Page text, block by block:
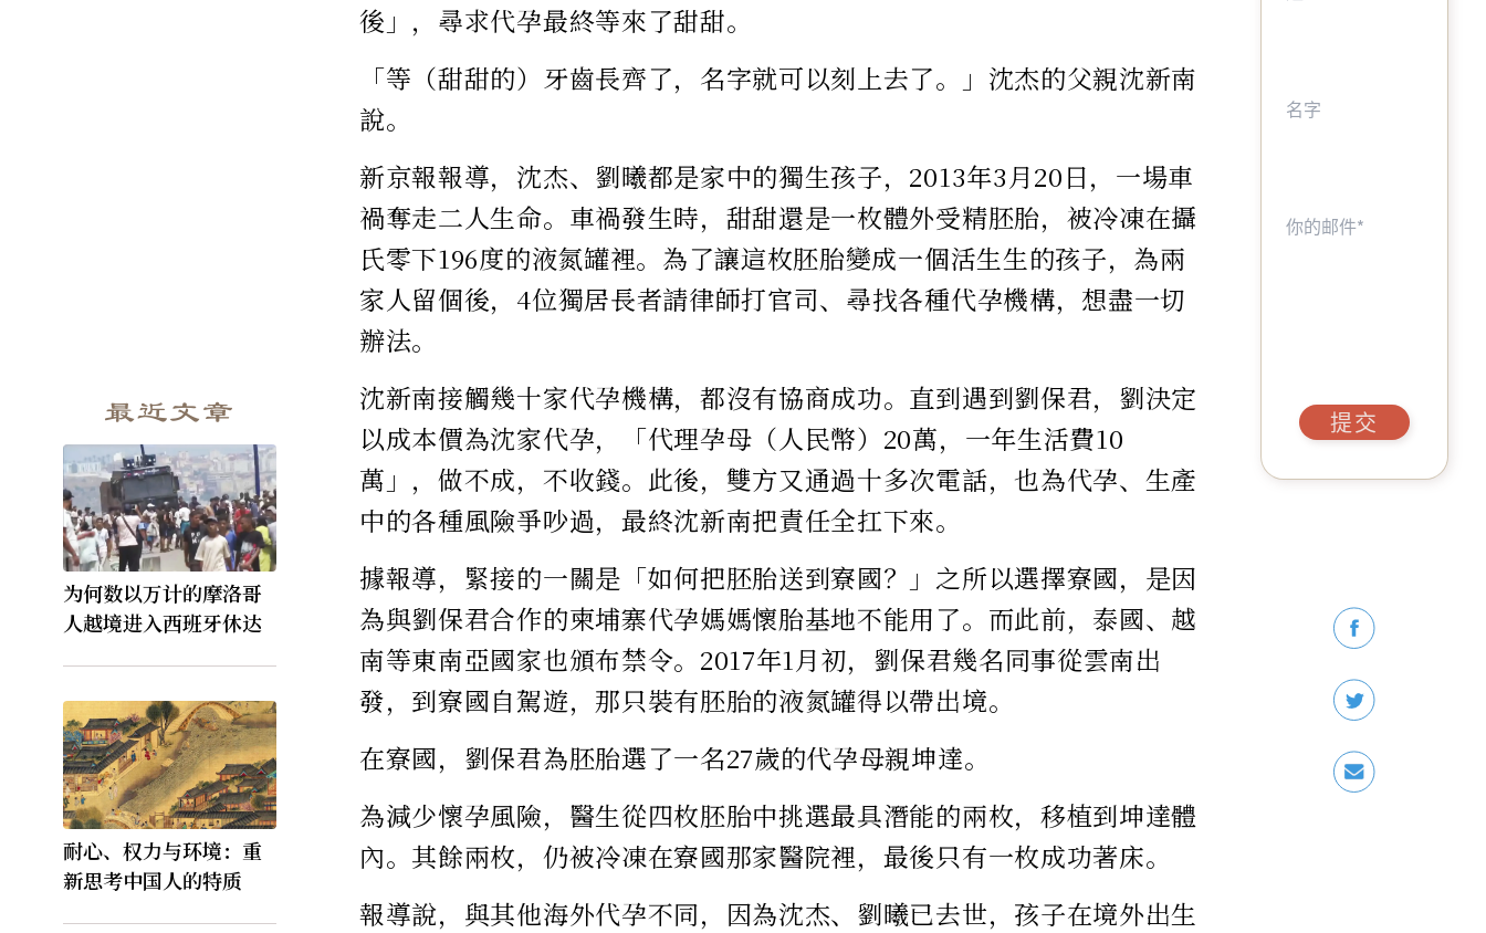
最近文章
为何数以万计的摩洛哥
人越境进入西班牙休达
耐心、权力与环境：重
新思考中国人的特质
後」，尋求代孕最終等來了甜甜。
「等（甜甜的）牙齒長齊了，名字就可以刻上去了。」沈杰的父親沈新南
說。
新京報報導，沈杰、劉曦都是家中的獨生孩子，2013年3月20日，一場車
禍奪走二人生命。車禍發生時，甜甜還是一枚體外受精胚胎，被冷凍在攝
氏零下196度的液氮罐裡。為了讓這枚胚胎變成一個活生生的孩子，為兩
家人留個後，4位獨居長者請律師打官司、尋找各種代孕機構，想盡一切
辦法。
沈新南接觸幾十家代孕機構，都沒有協商成功。直到遇到劉保君，劉決定
以成本價為沈家代孕，「代理孕母（人民幣）20萬，一年生活費10
萬」，做不成，不收錢。此後，雙方又通過十多次電話，也為代孕、生產
中的各種風險爭吵過，最終沈新南把責任全扛下來。
據報導，緊接的一關是「如何把胚胎送到寮國？」之所以選擇寮國，是因
為與劉保君合作的柬埔寨代孕媽媽懷胎基地不能用了。而此前，泰國、越
南等東南亞國家也頒布禁令。2017年1月初，劉保君幾名同事從雲南出
發，到寮國自駕遊，那只裝有胚胎的液氮罐得以帶出境。
在寮國，劉保君為胚胎選了一名27歲的代孕母親坤達。
為減少懷孕風險，醫生從四枚胚胎中挑選最具潛能的兩枚，移植到坤達體
內。其餘兩枚，仍被冷凍在寮國那家醫院裡，最後只有一枚成功著床。
報導說，與其他海外代孕不同，因為沈杰、劉曦已去世，孩子在境外出生
提交